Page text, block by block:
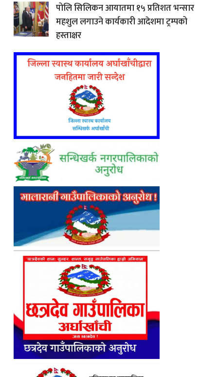
पोलि सिलिकन आयातमा १५ प्रतिशत भन्सार
महशुल लगाउने कार्यकारी आदेशमा ट्रम्पको
हस्ताक्षर